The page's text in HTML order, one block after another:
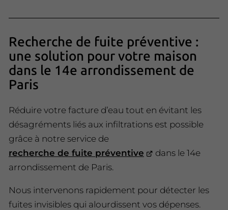
Recherche de fuite préventive :
une solution pour votre maison
dans le 14e arrondissement de
Paris
Réduire votre facture d’eau tout en évitant les
désagréments liés aux infiltrations est possible
grâce à notre service de
recherche de fuite préventive
dans le 14e
arrondissement de Paris.
Nous intervenons rapidement pour détecter les
fuites invisibles qui alourdissent vos dépenses.